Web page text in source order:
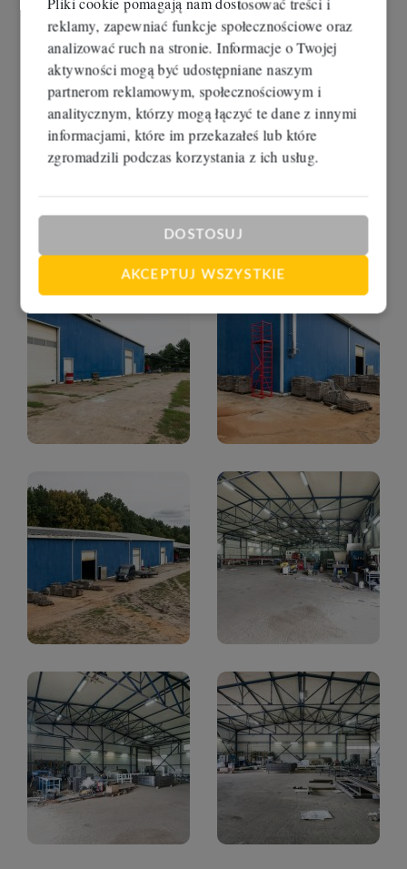
reklamy, zapewniać funkcje społecznościowe oraz
analizować ruch na stronie. Informacje o Twojej
aktywności mogą być udostępniane naszym
partnerom reklamowym, społecznościowym i
analitycznym, którzy mogą łączyć te dane z innymi
informacjami, które im przekazałeś lub które
zgromadzili podczas korzystania z ich usług.
DOSTOSUJ
AKCEPTUJ WSZYSTKIE